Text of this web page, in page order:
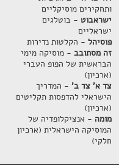
ותחקירים מוסיקליים
ישראבוט - בוטלגים
ישראליים
פוסיהל- הקלטות נדירות
זה מסתובב- מוסיקה מימי
הבראשית של הפופ העברי
(ארכיון)
צד א' צד ב'- המדריך
הישראלי להדפסות תקליטים
(ארכיון)
מומה - אנציקלופדיה של
המוסיקה הישראלית (ארכיון
חלקי)